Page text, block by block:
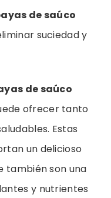
de saúco
suciedad y
de saúco
ofrecer tanto
Estas
un delicioso
también son una
y nutrientes